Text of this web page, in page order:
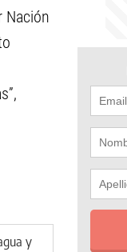
Nación
y